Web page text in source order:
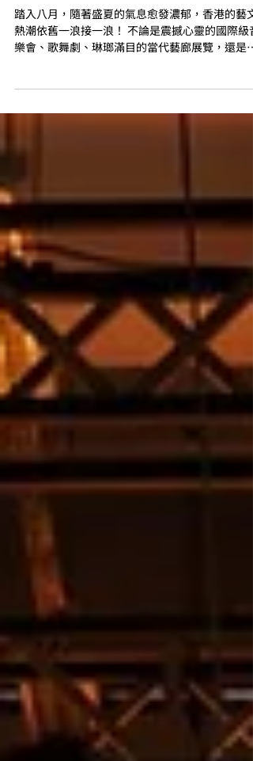
🏺🎭 盛夏八月．感官巡禮 ——
香港藝文全攻略
型的文物展覽，整座城市都被深厚的文化底蘊與狂
好一場集視覺、聽覺與心靈於一身的盛夏饗宴。 💭
了嗎？ 顧躍 【 邊界感——顧躍個展 】 從古典神話
虛擬真實 一場關於看與被看的當代思辨 天趣當代
透過繪畫、裝置、多元媒介等作品呈現其持續二十
餘年的創作實踐，並以七大單元重構「拉奧孔」及
「維納斯」等古希臘神話，探討文明、技術與個體
2026.8.21 - 9.19 藝廊｜天趣當代藝術 地址｜中環
新世界⼤廈 2期 2樓 門票｜免費入場 2. 音樂會 【
闊動畫：新篇《胡桃夾子》及《田園》》 》】 法
動畫大師獨創魔法 聽得見的色彩看得見的樂章 香
小交響樂團再度邀請法國 動畫大師龐格果合作「拉
闊動畫：新篇《胡桃夾子》及《田園》」，將